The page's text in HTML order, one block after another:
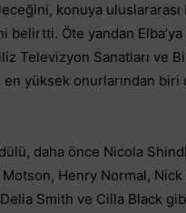
konuya
belirtti. Öte yandan
Televizyon Sanatları ve
en yüksek onurlarından biri
daha önce Nicola
Henry Normal, Nick
Smith ve Cilla Black